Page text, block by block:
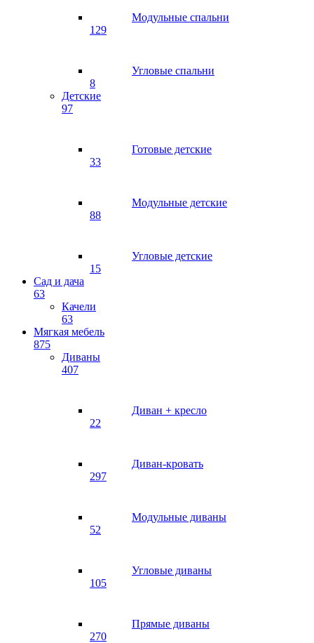
Модульные спальни
129
Угловые спальни
8
Детские
97
Готовые детские
33
Модульные детские
88
Угловые детские
15
Сад и дача
63
Качели
63
Мягкая мебель
875
Диваны
407
Диван + кресло
22
Диван-кровать
297
Модульные диваны
52
Угловые диваны
105
Прямые диваны
270